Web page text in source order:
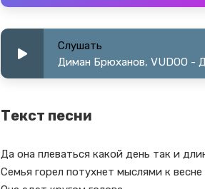
Слушать
Диман Брюханов, VUDOO -
Текст песни
Да она плеваться какой день так и
Семья горел потухнет мыслями к весне